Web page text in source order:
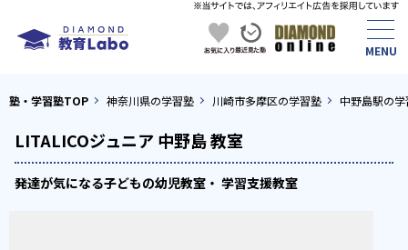
塾・学習塾TOP 神奈川県の学習塾 川崎市多摩区の学習塾 中野島駅の学
LITALICOジュニア 中野島 教室
発達が気になる子どもの幼児教室・ 学習支援教室